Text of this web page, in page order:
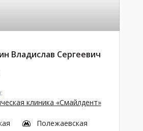
Владислав Сергеевич
клиника «Смайлдент»
Полежаевская